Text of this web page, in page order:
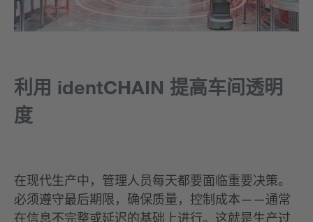
利用 identCHAIN 提高车间透明
度
在现代生产中，管理人员每天都要面临重要决策。
必须遵守最后期限，确保质量，控制成本——通常
在信息不完整或延迟的基础上进行。这就是生产过